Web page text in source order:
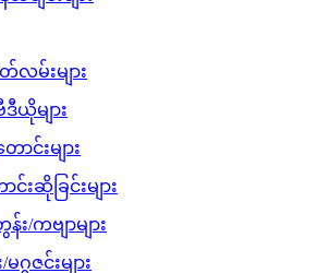
လမ်းများ
ယိုများ
ာင်းများ
င်းဆိုခြင်းများ
း/ကဗျာများ
ဂ္ဂဇင်းများ